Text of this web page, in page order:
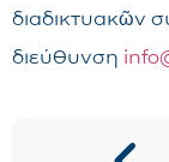
διαδικτυακῶν
διεύθυνση